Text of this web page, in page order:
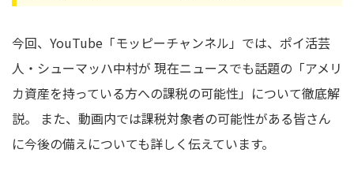
今回、YouTube「モッピーチャンネル」では、ポイ活芸
人・シューマッハ中村が 現在ニュースでも話題の「アメリ
カ資産を持っている方への課税の可能性」について徹底解
説。 また、動画内では課税対象者の可能性がある皆さん
に今後の備えについても詳しく伝えています。